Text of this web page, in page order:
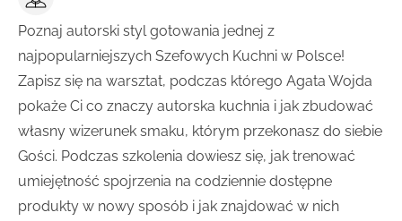
Poznaj autorski styl gotowania jednej z
najpopularniejszych Szefowych Kuchni w Polsce!
Zapisz się na warsztat, podczas którego Agata Wojda
pokaże Ci co znaczy autorska kuchnia i jak zbudować
własny wizerunek smaku, którym przekonasz do siebie
Gości. Podczas szkolenia dowiesz się, jak trenować
umiejętność spojrzenia na codziennie dostępne
produkty w nowy sposób i jak znajdować w nich